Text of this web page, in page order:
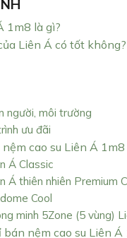
1m8 là gì?
Liên Á có tốt không?
người, môi trường
ưu đãi
cao su Liên Á 1m8
Á Classic
Á thiên nhiên Premium
Cool
minh 5Zone (5 vùng)
bán nệm cao su Liên